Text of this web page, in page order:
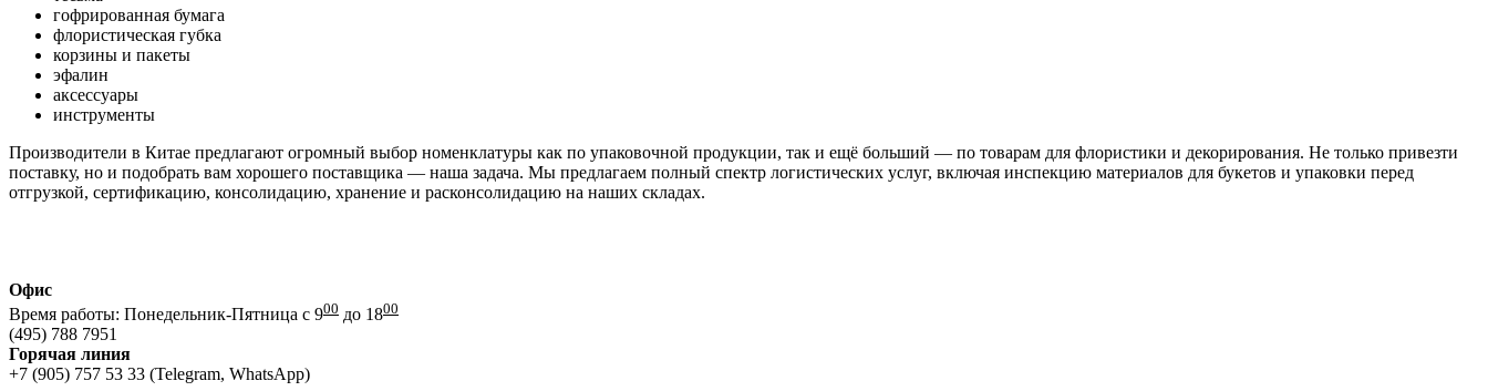
гофрированная бумага
флористическая губка
корзины и пакеты
эфалин
аксессуары
инструменты
Производители в Китае предлагают огромный выбор номенклатуры как по упаковочной продукции, так и ещё больший — по товарам для флористики и декорирования. Не только привезти
поставку, но и подобрать вам хорошего поставщика — наша задача. Мы предлагаем полный спектр логистических услуг, включая инспекцию материалов для букетов и упаковки перед
отгрузкой, сертификацию, консолидацию, хранение и расконсолидацию на наших складах.
Офис
Время работы: Понедельник-Пятница с 900 до 1800
(495) 788 7951
Горячая линия
+7 (905) 757 53 33 (Telegram, WhatsApp)